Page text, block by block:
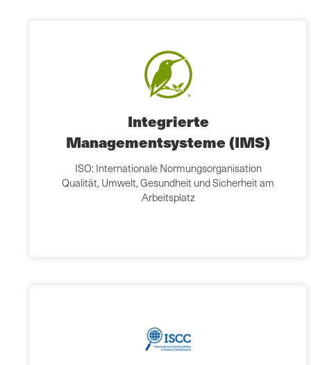
Integrierte
Managementsysteme (IMS)
ISO: Internationale Normungsorganisation
Qualität, Umwelt, Gesundheit und Sicherheit am
Arbeitsplatz